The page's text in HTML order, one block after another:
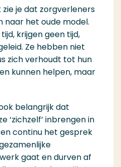
je dat zorgverleners
naar het oude model.
krijgen geen tijd,
Ze hebben niet
zich verhoudt tot hun
kunnen helpen, maar
belangrijk dat
‘zichzelf’ inbrengen in
continu het gesprek
gaat en durven af